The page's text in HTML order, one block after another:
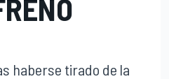
haberse tirado de la